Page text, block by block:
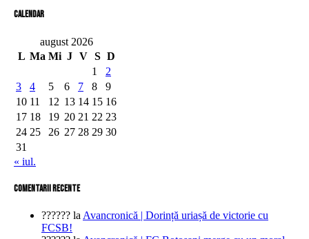
Calendar
august 2026
L Ma Mi J V S D
1
2
3
4 5 6 7 8
9
10 11 12 13 14 15 16
17 18 19 20 21 22 23
24 25 26 27 28 29 30
31
« iul.
comentarii recente
?????? la Avancronică | Dorință uriașă de victorie cu
FCSB!